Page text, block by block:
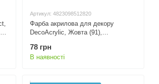
Артикул: 4823098512820
Фарба акрилова для декору
DecoAcrylic, Жовта (91),
Talent
78 грн
В наявності